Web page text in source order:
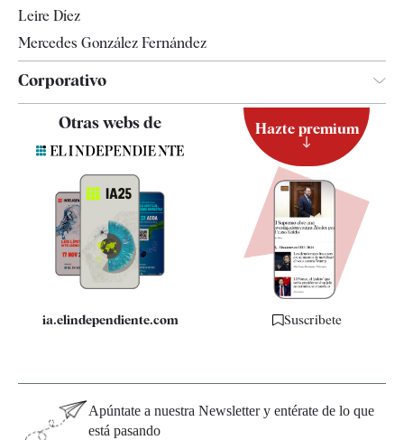
Leire Díez
Mercedes González Fernández
Corporativo
Contacto
Quiénes somos
Especificaciones
Otras webs de
ia.elindependiente.com
Hazte premium
Suscríbete
Apúntate a nuestra Newsletter y entérate de lo que
está pasando